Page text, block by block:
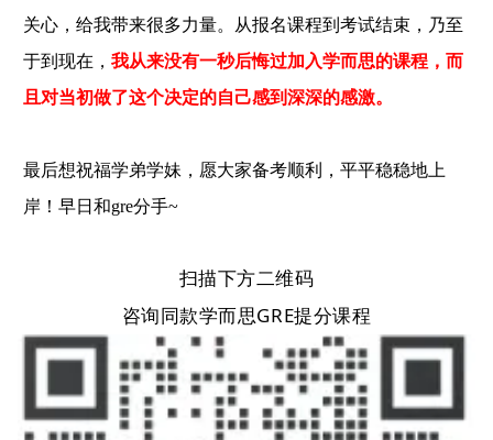
关心，给我带来很多力量。从报名课程到考试结束，乃至
于到现在， 我从来没有一秒后悔过加入学而思的课程，而
且对当初做了这个决定的自己感到深深的感激。
最后想祝福学弟学妹，愿大家备考顺利，平平稳稳地上
岸！早日和gre分手~
扫描下方二维码
咨询同款学而思GRE提分课程